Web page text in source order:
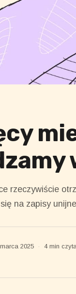
rzeczywiście
na zapisy
2025 · 4 min